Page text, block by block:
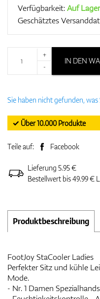
Verfügbarkeit:Auf Lager
Geschätztes
+
-
IN DEN
Sie haben nicht gefunden, was
✓ Über 10.000 Produkte
Teile auf: Facebook
Lieferung 5.95 €
Bestellwert bis 49.99 €
Produktbeschreibung
FootJoy StaCooler Ladies
Perfekter Sitz und kühle
Mode.
- Nr. 1 Damen